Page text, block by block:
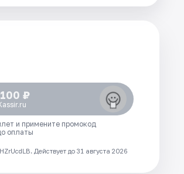
₽
и примените промокод
оплаты
Действует до 31 августа 2026